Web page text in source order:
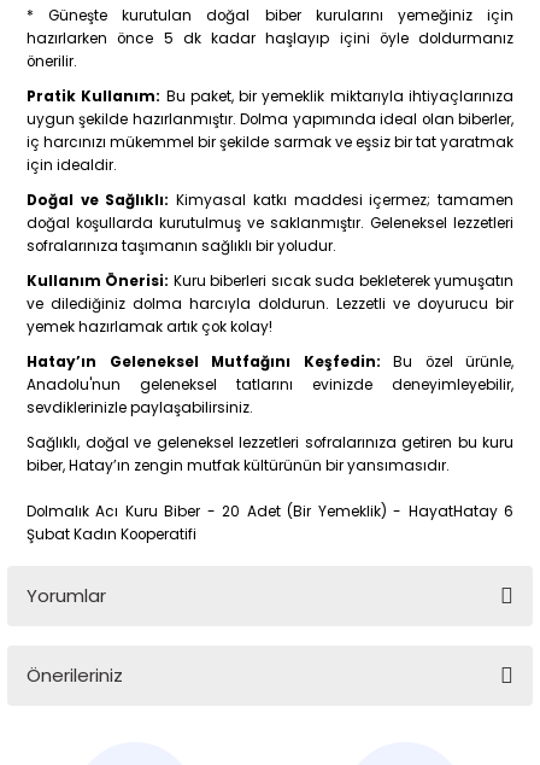
* Güneşte kurutulan doğal biber kurularını yemeğiniz için
hazırlarken önce 5 dk kadar haşlayıp içini öyle doldurmanız
önerilir.
Pratik Kullanım: Bu paket, bir yemeklik miktarıyla ihtiyaçlarınıza
uygun şekilde hazırlanmıştır. Dolma yapımında ideal olan biberler,
iç harcınızı mükemmel bir şekilde sarmak ve eşsiz bir tat yaratmak
için idealdir.
Doğal ve Sağlıklı: Kimyasal katkı maddesi içermez; tamamen
doğal koşullarda kurutulmuş ve saklanmıştır. Geleneksel lezzetleri
sofralarınıza taşımanın sağlıklı bir yoludur.
Kullanım Önerisi: Kuru biberleri sıcak suda bekleterek yumuşatın
ve dilediğiniz dolma harcıyla doldurun. Lezzetli ve doyurucu bir
yemek hazırlamak artık çok kolay!
Hatay’ın Geleneksel Mutfağını Keşfedin: Bu özel ürünle,
Anadolu'nun geleneksel tatlarını evinizde deneyimleyebilir,
sevdiklerinizle paylaşabilirsiniz.
Sağlıklı, doğal ve geleneksel lezzetleri sofralarınıza getiren bu kuru
biber, Hatay’ın zengin mutfak kültürünün bir yansımasıdır.
Dolmalık Acı Kuru Biber - 20 Adet (Bir Yemeklik) - HayatHatay 6
Şubat Kadın Kooperatifi
Yorumlar
Önerileriniz